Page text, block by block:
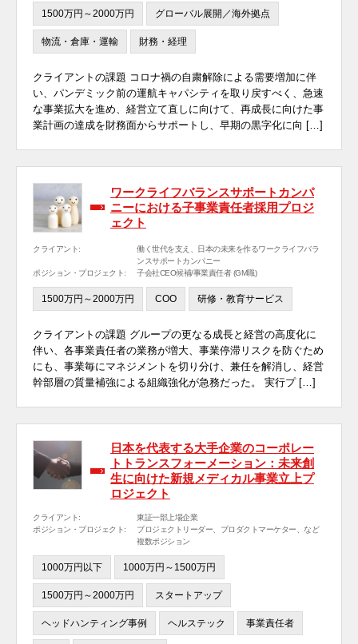
1500万円～2000万円 グローバル展開／海外拠点
物流・倉庫・運輸 財務・経理
クライアントの課題 コロナ禍の自粛解除による需要増加に伴
い、パンデミック前の運航キャパシティを取り戻すべく、急速
な事業拡大を進め、経営立て直しに向けて、再成長に向けた事
業計画の達成を財務面からサポートし、早期の黒字化に向 […]
ワークライフバランスサポートカンパ
ニーにおける子事業責任者採用プロジ
ェクト
クライアント:
働く世代を支え、日本の未来を作るワークライフバラ
ンスサポートカンパニー
ポジション・プロジェクト:
子会社CEO候補/事業責任者 (GM職)
1500万円～2000万円 COO 研修・教育サービス
クライアントの課題 グループの更なる成長と経営の高度化に
伴い、各事業責任者の業務が増大、事業停滞リスクを防ぐため
にも、事業毎にマネジメントを切り分け、兼任を解消し、経営
幹部層の質量補強による組織強化が急務だった。 実行プ […]
日本を代表する大手企業のコーポレー
トトランスフォーメーション：未来創
生に向けた新規メディカル事業立上プ
ロジェクト
クライアント:
東証一部上場企業
ポジション・プロジェクト:
プロジェクトリーダー、プロダクトマーケター、など
複数ポジション
1000万円以下 1000万円～1500万円
1500万円～2000万円 スタートアップ
ヘッドハンティング事例 ヘルステック 事業責任者